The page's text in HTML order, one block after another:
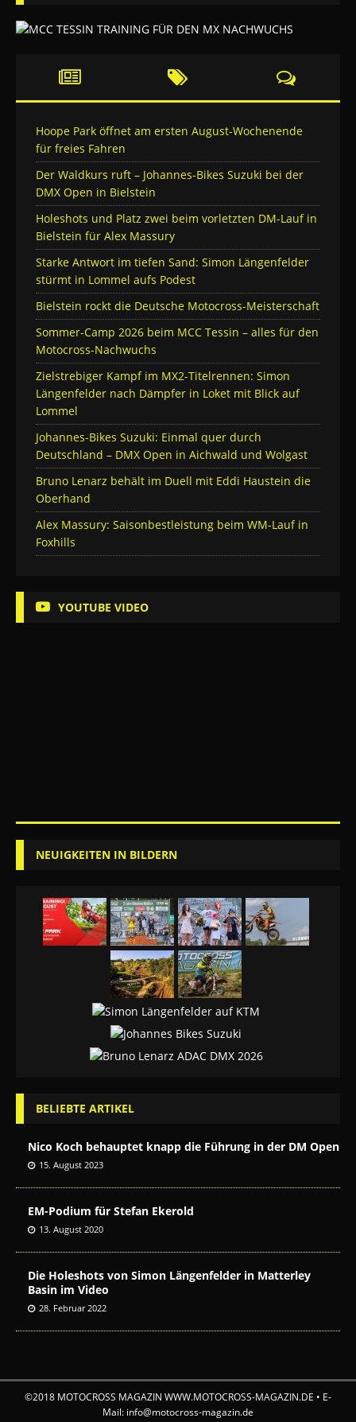
Hoope Park öffnet am ersten August-Wochenende
für freies Fahren
Der Waldkurs ruft – Johannes-Bikes Suzuki bei der
DMX Open in Bielstein
Holeshots und Platz zwei beim vorletzten DM-Lauf in
Bielstein für Alex Massury
Starke Antwort im tiefen Sand: Simon Längenfelder
stürmt in Lommel aufs Podest
Bielstein rockt die Deutsche Motocross-Meisterschaft
Sommer-Camp 2026 beim MCC Tessin – alles für den
Motocross-Nachwuchs
Zielstrebiger Kampf im MX2-Titelrennen: Simon
Längenfelder nach Dämpfer in Loket mit Blick auf
Lommel
Johannes-Bikes Suzuki: Einmal quer durch
Deutschland – DMX Open in Aichwald und Wolgast
Bruno Lenarz behält im Duell mit Eddi Haustein die
Oberhand
Alex Massury: Saisonbestleistung beim WM-Lauf in
Foxhills
YOUTUBE VIDEO
NEUIGKEITEN IN BILDERN
BELIEBTE ARTIKEL
Nico Koch behauptet knapp die Führung in der DM Open
15. August 2023
EM-Podium für Stefan Ekerold
13. August 2020
Die Holeshots von Simon Längenfelder in Matterley
Basin im Video
28. Februar 2022
©2018 MOTOCROSS MAGAZIN WWW.MOTOCROSS-MAGAZIN.DE • E-
Mail: info@motocross-magazin.de